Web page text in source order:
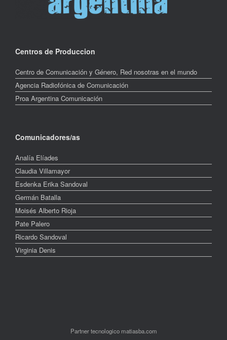
Centros de Produccion
Centro de Comunicación y Género, Red nosotras en el mundo
Agencia Radiofónica de Comunicación
Proa Argentina Comunicación
Comunicadores/as
Analía Elíades
Claudia Villamayor
Esdenka Erika Sandoval
Germán Batalla
Moisés Alberto Rioja
Pate Palero
Ricardo Sandoval
Virginia Denis
Partner tecnologico matiasba.com